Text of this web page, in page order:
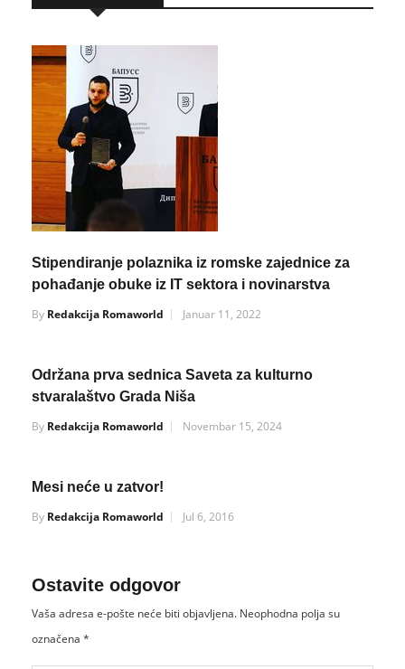
Stipendiranje polaznika iz romske zajednice za
pohađanje obuke iz IT sektora i novinarstva
By Redakcija Romaworld Januar 11, 2022
Održana prva sednica Saveta za kulturno
stvaralaštvo Grada Niša
By Redakcija Romaworld Novembar 15, 2024
Mesi neće u zatvor!
By Redakcija Romaworld Jul 6, 2016
Ostavite odgovor
Vaša adresa e-pošte neće biti objavljena. Neophodna polja su
označena *